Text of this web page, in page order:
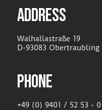
ADDRESS
Walhallastraße 19
D-93083 Obertraubling
PHONE
+49 (0) 9401 / 52 53 - 0